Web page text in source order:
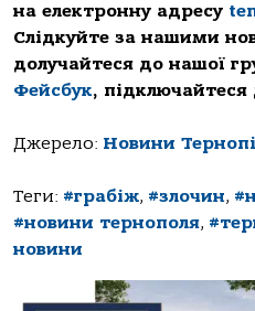
на електронну адресу
Слідкуйте за нашими
долучайтеся до нашої
Фейсбук, підключайтеся
Джерело: Новини
Теги: #грабіж, #злочин,
#новини тернополя,
новини